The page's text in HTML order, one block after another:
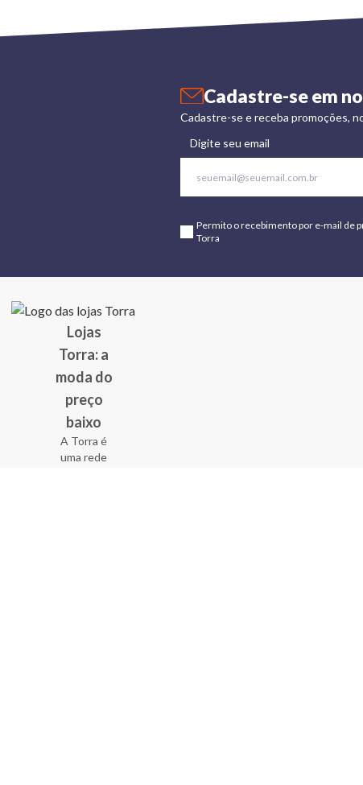
Cadastre-se em
Cadastre-se e receba promoções,
Digite seu email
Permito o recebimento por e-mail de
Torra
Lojas
Torra: a
moda do
preço
baixo
A Torra é
uma rede